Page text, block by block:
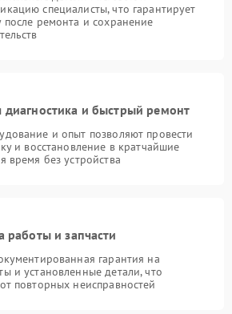
специалисты, что гарантирует
ремонта и сохранение
диагностика и быстрый ремонт
и опыт позволяют провести
и восстановление в кратчайшие
время без устройства
работы и запчасти
гарантия на
и установленные детали, что
повторных неисправностей